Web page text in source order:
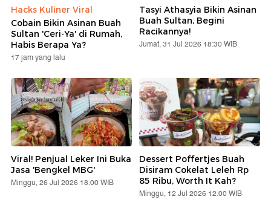
Hacks Kuliner Viral
Cobain Bikin Asinan Buah
Sultan 'Ceri-Ya' di Rumah,
Habis Berapa Ya?
17 jam yang lalu
Tasyi Athasyia Bikin Asinan
Buah Sultan, Begini
Racikannya!
Jumat, 31 Jul 2026 18:30 WIB
Viral! Penjual Leker Ini Buka
Jasa 'Bengkel MBG'
Minggu, 26 Jul 2026 18:00 WIB
Dessert Poffertjes Buah
Disiram Cokelat Leleh Rp
85 Ribu, Worth It Kah?
Minggu, 12 Jul 2026 12:00 WIB